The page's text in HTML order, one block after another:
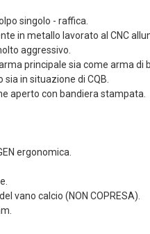
singolo - raffica.
in metallo lavorato al CNC
aggressivo.
principale sia come arma di
sia in situazione di CQB.
aperto con bandiera stampata.
ergonomica.
vano calcio (NON COPRESA).
Frog
4,50 €